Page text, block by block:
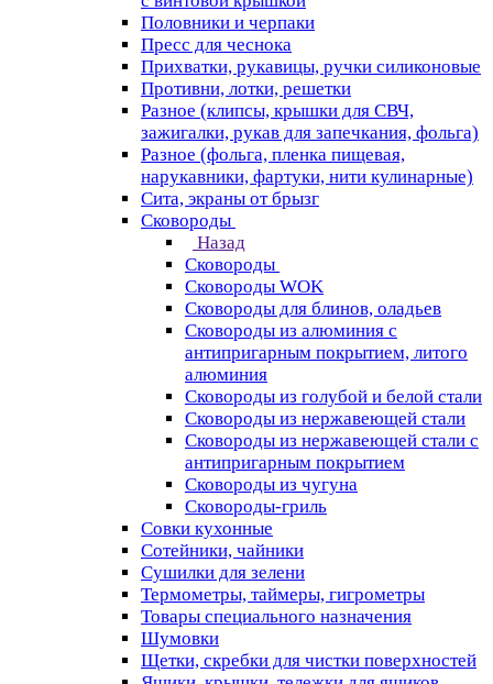
Половники и черпаки
Пресс для чеснока
Прихватки, рукавицы, ручки силиконовые
Противни, лотки, решетки
Разное (клипсы, крышки для СВЧ,
зажигалки, рукав для запечкания, фольга)
Разное (фольга, пленка пищевая,
нарукавники, фартуки, нити кулинарные)
Сита, экраны от брызг
Сковороды
Назад
Сковороды
Сковороды WOK
Сковороды для блинов, оладьев
Сковороды из алюминия с
антипригарным покрытием, литого
алюминия
Сковороды из голубой и белой стали
Сковороды из нержавеющей стали
Сковороды из нержавеющей стали с
антипригарным покрытием
Сковороды из чугуна
Сковороды-гриль
Совки кухонные
Сотейники, чайники
Сушилки для зелени
Термометры, таймеры, гигрометры
Товары специального назначения
Шумовки
Щетки, скребки для чистки поверхностей